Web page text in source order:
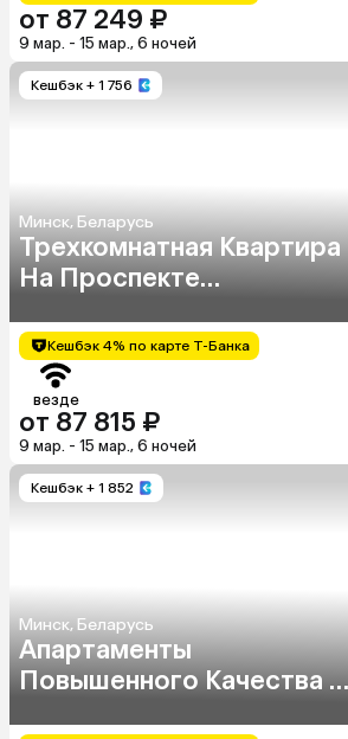
от 87 249 ₽
9 мар. - 15 мар., 6 ночей
Кешбэк + 1 756
Минск, Беларусь
Трехкомнатная Квартира
На Проспекте
Кешбэк 4% по карте Т-Банка
везде
от 87 815 ₽
9 мар. - 15 мар., 6 ночей
Кешбэк + 1 852
Минск, Беларусь
Апартаменты
Повышенного Качества В